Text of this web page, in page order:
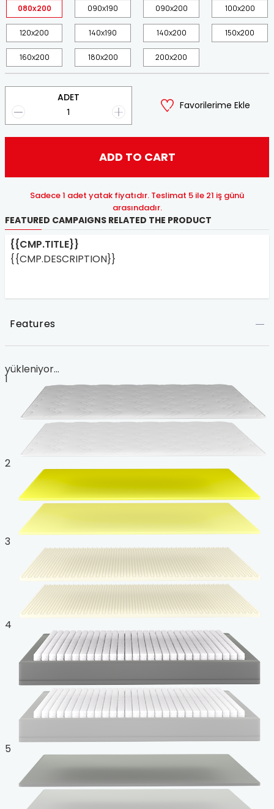
080x200 090x190 090x200 100x200
120x200 140x190 140x200 150x200
160x200 180x200 200x200
ADET
Favorilerime Ekle
ADD TO CART
Sadece 1 adet yatak fiyatıdır. Teslimat 5 ile 21 iş günü
arasındadır.
FEATURED CAMPAIGNS RELATED THE PRODUCT
{{CMP.TITLE}}
{{CMP.DESCRIPTION}}
Features
yükleniyor...
1
2
3
4
5